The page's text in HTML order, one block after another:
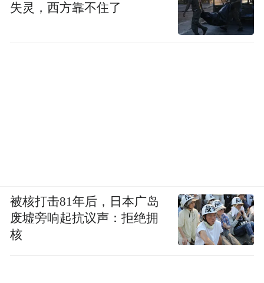
失灵，西方靠不住了
被核打击81年后，日本广岛
废墟旁响起抗议声：拒绝拥
核